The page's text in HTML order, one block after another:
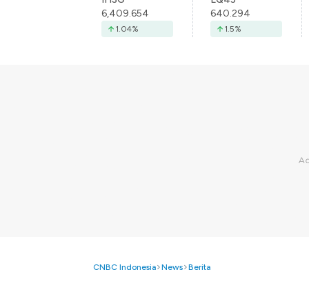
6,409.654
1.04%
640.294
1.5%
CNBC Indonesia News Berita